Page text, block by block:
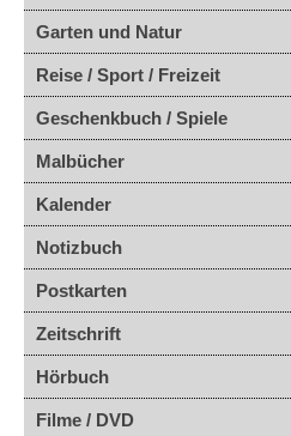
Garten und Natur
Reise / Sport / Freizeit
Geschenkbuch / Spiele
Malbücher
Kalender
Notizbuch
Postkarten
Zeitschrift
Hörbuch
Filme / DVD